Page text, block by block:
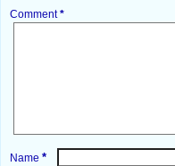
Comment*
Name *